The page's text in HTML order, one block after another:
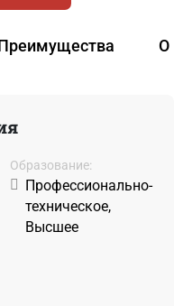
О
Образование:
Профессионально-
техническое,
Высшее